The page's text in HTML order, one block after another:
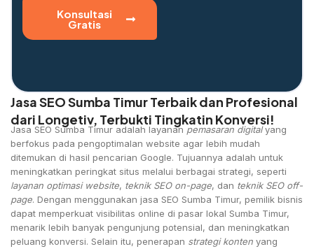
Konsultasi
Gratis
Jasa SEO Sumba Timur Terbaik dan Profesional
dari Longetiv, Terbukti Tingkatin Konversi!
Jasa SEO Sumba Timur adalah layanan pemasaran digitalyang
berfokus pada pengoptimalan website agar lebih mudah
ditemukan di hasil pencarian Google. Tujuannya adalah untuk
meningkatkan peringkat situs melalui berbagai strategi, seperti
layanan optimasi website, teknik SEO on-page, dan teknik SEO off-
page. Dengan menggunakan jasa SEO Sumba Timur, pemilik bisnis
dapat memperkuat visibilitas online di pasar lokal Sumba Timur,
menarik lebih banyak pengunjung potensial, dan meningkatkan
peluang konversi. Selain itu, penerapan strategi konten yang